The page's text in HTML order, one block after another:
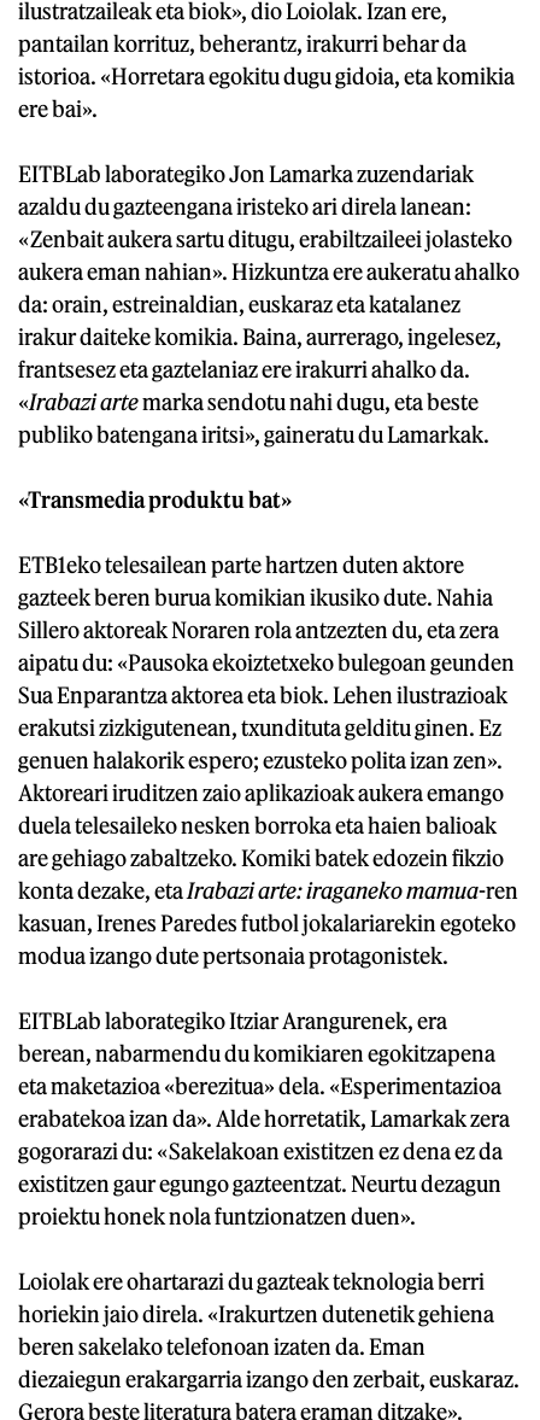
ilustratzaileak eta biok», dio Loiolak. Izan ere,
pantailan korrituz, beherantz, irakurri behar da
istorioa. «Horretara egokitu dugu gidoia, eta komikia
ere bai».
EITBLab laborategiko Jon Lamarka zuzendariak
azaldu du gazteengana iristeko ari direla lanean:
«Zenbait aukera sartu ditugu, erabiltzaileei jolasteko
aukera eman nahian». Hizkuntza ere aukeratu ahalko
da: orain, estreinaldian, euskaraz eta katalanez
irakur daiteke komikia. Baina, aurrerago, ingelesez,
frantsesez eta gaztelaniaz ere irakurri ahalko da.
«Irabazi artemarka sendotu nahi dugu, eta beste
publiko batengana iritsi», gaineratu du Lamarkak.
«Transmedia produktu bat»
ETB1eko telesailean parte hartzen duten aktore
gazteek beren burua komikian ikusiko dute. Nahia
Sillero aktoreak Noraren rola antzezten du, eta zera
aipatu du: «Pausoka ekoiztetxeko bulegoan geunden
Sua Enparantza aktorea eta biok. Lehen ilustrazioak
erakutsi zizkigutenean, txundituta gelditu ginen. Ez
genuen halakorik espero; ezusteko polita izan zen».
Aktoreari iruditzen zaio aplikazioak aukera emango
duela telesaileko nesken borroka eta haien balioak
are gehiago zabaltzeko. Komiki batek edozein fikzio
konta dezake, etaIrabazi arte: iraganeko mamua-ren
kasuan, Irenes Paredes futbol jokalariarekin egoteko
modua izango dute pertsonaia protagonistek.
EITBLab laborategiko Itziar Arangurenek, era
berean, nabarmendu du komikiaren egokitzapena
eta maketazioa «berezitua» dela. «Esperimentazioa
erabatekoa izan da». Alde horretatik, Lamarkak zera
gogorarazi du: «Sakelakoan existitzen ez dena ez da
existitzen gaur egungo gazteentzat. Neurtu dezagun
proiektu honek nola funtzionatzen duen».
Loiolak ere ohartarazi du gazteak teknologia berri
horiekin jaio direla. «Irakurtzen dutenetik gehiena
beren sakelako telefonoan izaten da. Eman
diezaiegun erakargarria izango den zerbait, euskaraz.
Gerora beste literatura batera eraman ditzake».